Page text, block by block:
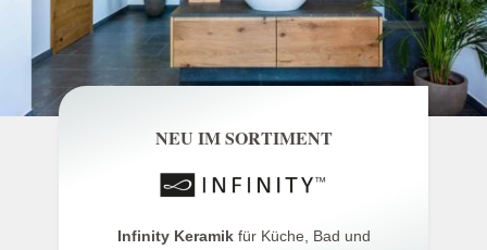
NEU IM SORTIMENT
Infinity Keramikfür Küche, Bad und